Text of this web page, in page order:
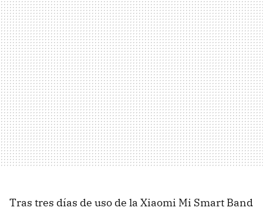
Tras tres días de uso de la Xiaomi Mi Smart Band